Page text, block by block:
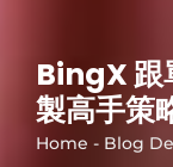
BingX 跟
製高手策
Home - Blog